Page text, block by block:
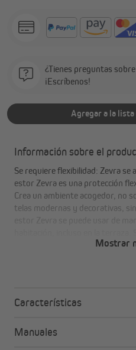
¿Tienes preguntas
¡Escríbenos!
Agregar a la lista
Información sobre el
Se requiere flexibilidad: Zevra se
estor Zevra es una protección
Crea un ambiente acogedor, no
telas modernas y decorativas,
protección flexible contra
disponible en muchos
Mostrar
Características
Manuales